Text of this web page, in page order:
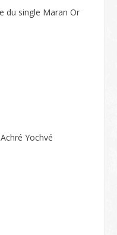
du single Maran Or
Yochvé